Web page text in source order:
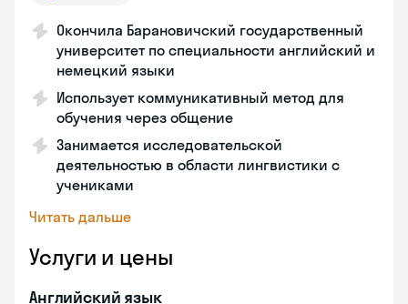
Окончила Барановичский государственный
университет по специальности английский и
немецкий языки
Использует коммуникативный метод для
обучения через общение
Занимается исследовательской
деятельностью в области лингвистики с
учениками
Читать дальше
Услуги и цены
Английский язык